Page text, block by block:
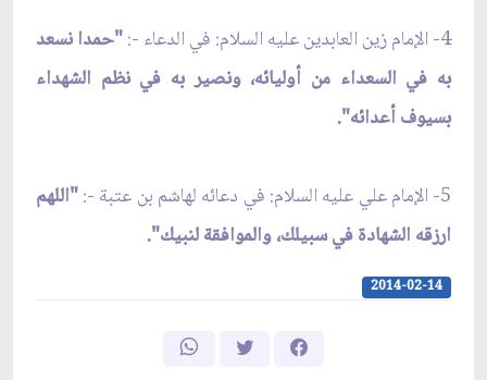
4- الإمام زين العابدين عليه السلام: في الدعاء -:
"حمدا نسعد
به في السعداء من أوليائه، ونصير به في نظم الشهداء
بسيوف أعدائه".
5- الإمام علي عليه السلام: في دعائه لهاشم بن عتبة -:
"اللهم
ارزقه الشهادة في سبيلك، والموافقة لنبيك".
2014-02-14